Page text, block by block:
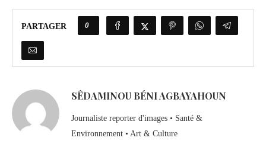
PARTAGER 0
SÊDAMINOU BÉNI AGBAYAHOUN
Journaliste reporter d'images • Santé &
Environnement • Art & Culture